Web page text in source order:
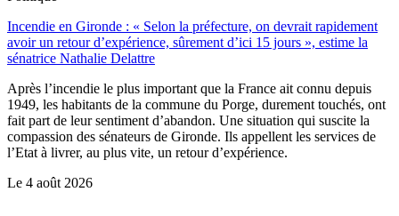
Incendie en Gironde : « Selon la préfecture, on devrait rapidement
avoir un retour d’expérience, sûrement d’ici 15 jours », estime la
sénatrice Nathalie Delattre
Après l’incendie le plus important que la France ait connu depuis
1949, les habitants de la commune du Porge, durement touchés, ont
fait part de leur sentiment d’abandon. Une situation qui suscite la
compassion des sénateurs de Gironde. Ils appellent les services de
l’Etat à livrer, au plus vite, un retour d’expérience.
Le 4 août 2026